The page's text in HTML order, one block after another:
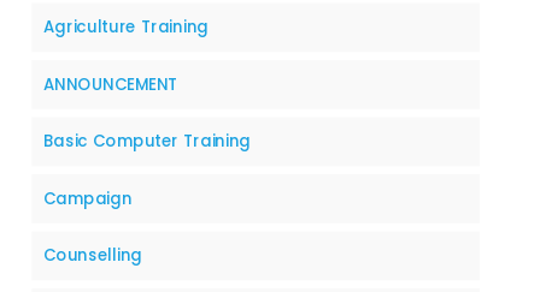
Agriculture Training
ANNOUNCEMENT
Basic Computer Training
Campaign
Counselling